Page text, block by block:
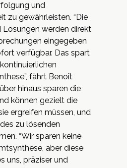
und
zu gewährleisten. “Die
werden direkt
eingegeben
verfügbar. Das spart
fährt Benoît
hinaus sparen die
können gezielt die
ergreifen müssen, und
zu lösenden
“Wir sparen keine
aber diese
uns, präziser und